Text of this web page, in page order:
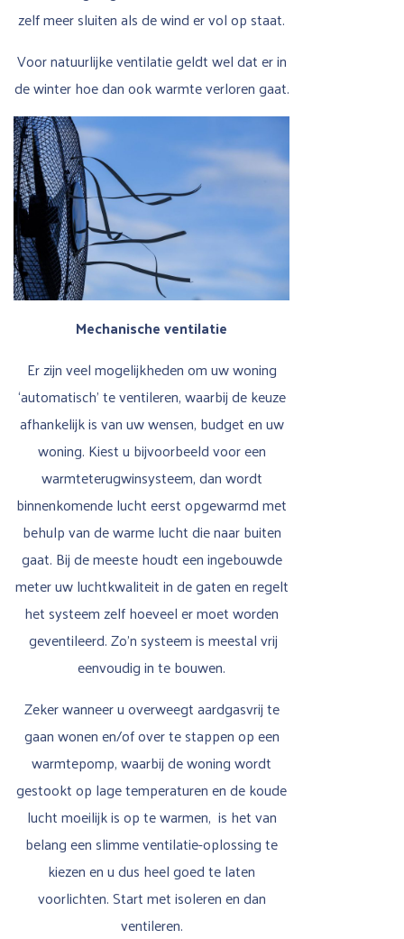
zelf meer sluiten als de wind er vol op staat.
Voor natuurlijke ventilatie geldt wel dat er in
de winter hoe dan ook warmte verloren gaat.
Mechanische ventilatie
Er zijn veel mogelijkheden om uw woning
‘automatisch’ te ventileren, waarbij de keuze
afhankelijk is van uw wensen, budget en uw
woning. Kiest u bijvoorbeeld voor een
warmteterugwinsysteem, dan wordt
binnenkomende lucht eerst opgewarmd met
behulp van de warme lucht die naar buiten
gaat. Bij de meeste houdt een ingebouwde
meter uw luchtkwaliteit in de gaten en regelt
het systeem zelf hoeveel er moet worden
geventileerd. Zo’n systeem is meestal vrij
eenvoudig in te bouwen.
Zeker wanneer u overweegt aardgasvrij te
gaan wonen en/of over te stappen op een
warmtepomp, waarbij de woning wordt
gestookt op lage temperaturen en de koude
lucht moeilijk is op te warmen, is het van
belang een slimme ventilatie-oplossing te
kiezen en u dus heel goed te laten
voorlichten. Start met isoleren en dan
ventileren.